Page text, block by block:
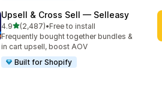
Upsell & Cross Sell — Selleasy
4.95つ星中
(2,487)
合計レビュー数：2487件
•Free to install
Frequently bought together bundles &
in cart upsell, boost AOV
Built for Shopify